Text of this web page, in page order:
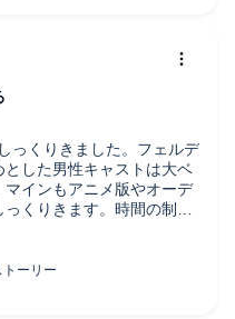
っくりきました。フェルデ
した男性キャストは大ベ
インもアニメ版やオーデ
くりきます。時間の制約
のは仕方ないけど満足し